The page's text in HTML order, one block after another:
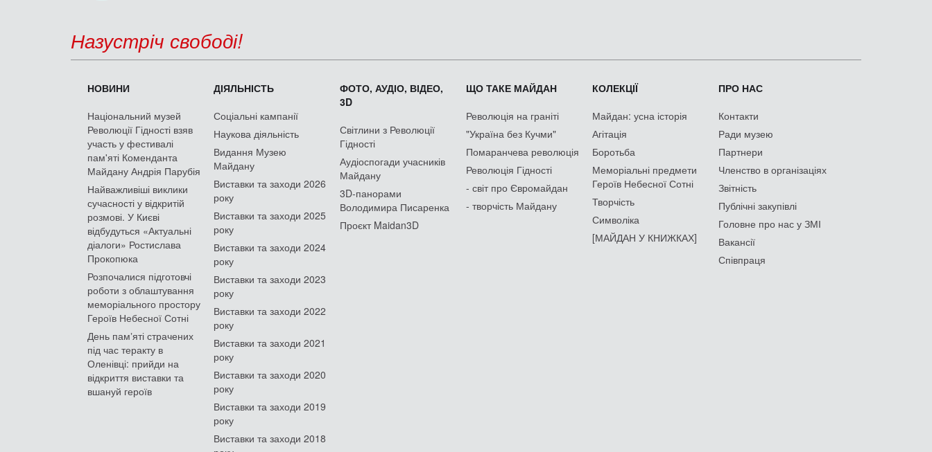
Назустріч свободі!
НОВИНИ
Національний музей
Революції Гідності взяв
участь у фестивалі
пам'яті Коменданта
Майдану Андрія Парубія
Найважливіші виклики
сучасності у відкритій
розмові. У Києві
відбудуться «Актуальні
діалоги» Ростислава
Прокопюка
Розпочалися підготовчі
роботи з облаштування
меморіального простору
Героїв Небесної Сотні
День памʼяті страчених
під час теракту в
Оленівці: прийди на
відкриття виставки та
вшануй героїв
ДІЯЛЬНІСТЬ
Соціальні кампанії
Наукова діяльність
Видання Музею
Майдану
Виставки та заходи 2026
року
Виставки та заходи 2025
року
Виставки та заходи 2024
року
Виставки та заходи 2023
року
Виставки та заходи 2022
року
Виставки та заходи 2021
року
Виставки та заходи 2020
року
Виставки та заходи 2019
року
Виставки та заходи 2018
ФОТО, АУДІО, ВІДЕО,
3D
Світлини з Революції
Гідності
Аудіоспогади учасників
Майдану
3D-панорами
Володимира Писаренка
Проєкт Maidan3D
ЩО ТАКЕ МАЙДАН
Революція на граніті
"Україна без Кучми"
Помаранчева революція
Революція Гідності
- світ про Євромайдан
- творчість Майдану
КОЛЕКЦІЇ
Майдан: усна історія
Агітація
Боротьба
Меморіальні предмети
Героїв Небесної Сотні
Творчість
Символіка
[МАЙДАН У КНИЖКАХ]
ПРО НАС
Контакти
Ради музею
Партнери
Членство в організаціях
Звітність
Публічні закупівлі
Головне про нас у ЗМІ
Вакансії
Співпраця